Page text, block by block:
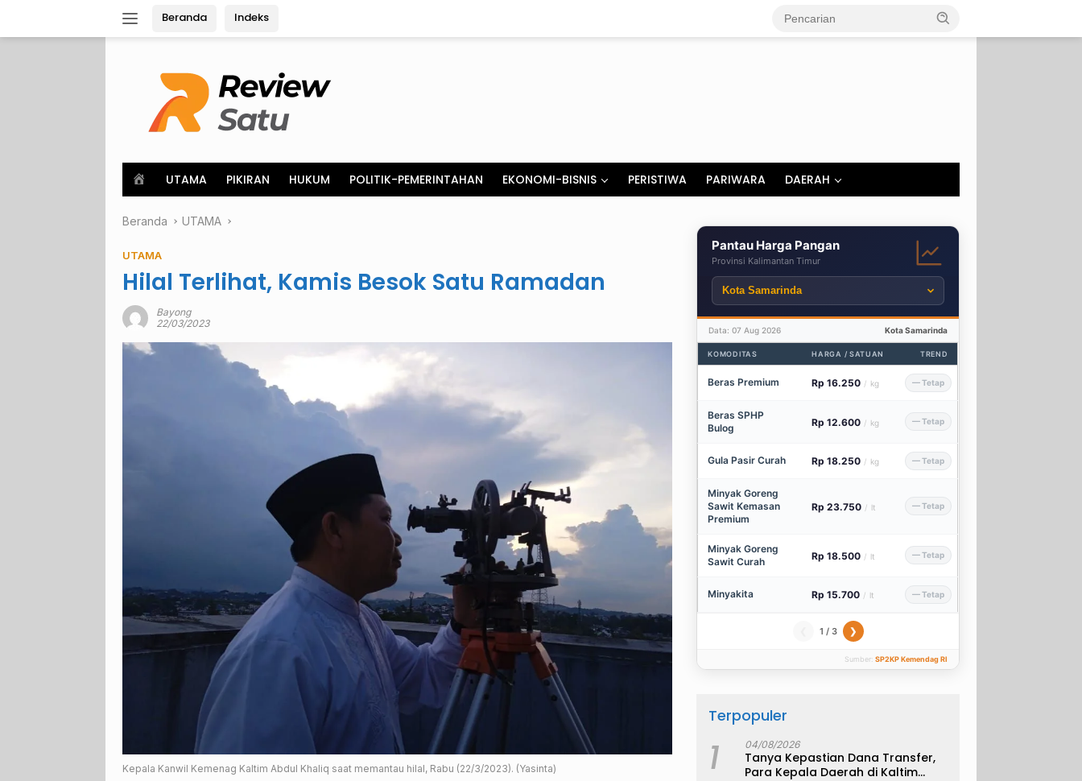
Beranda Indeks
o
e
UTAMA PIKIRAN HUKUM POLITIK-PEMERINTAHAN EKONOMI-BISNIS PERISTIWA PARIWARA DAERAH
Beranda UTAMA
UTAMA
Hilal Terlihat, Kamis Besok Satu Ramadan
Bayong
22/03/2023
Kepala Kanwil Kemenag Kaltim Abdul Khaliq saat memantau hilal, Rabu (22/3/2023). (Yasinta)
Pantau Harga Pangan
Provinsi Kalimantan Timur
Data: 07 Aug 2026 Kota Samarinda
KOMODITAS HARGA / SATUAN TREND
Beras Premium Rp 16.250 / kg — Tetap
Beras SPHP
Bulog
Rp 12.600 / kg — Tetap
Gula Pasir Curah Rp 18.250 / kg — Tetap
Minyak Goreng
Sawit Kemasan
Premium
Rp 23.750 / lt — Tetap
Minyak Goreng
Sawit Curah
Rp 18.500 / lt — Tetap
Minyakita Rp 15.700 / lt — Tetap
1 / 3 ❯
Sumber: SP2KP Kemendag RI
Terpopuler
1 04/08/2026
Tanya Kepastian Dana Transfer,
Para Kepala Daerah di Kaltim